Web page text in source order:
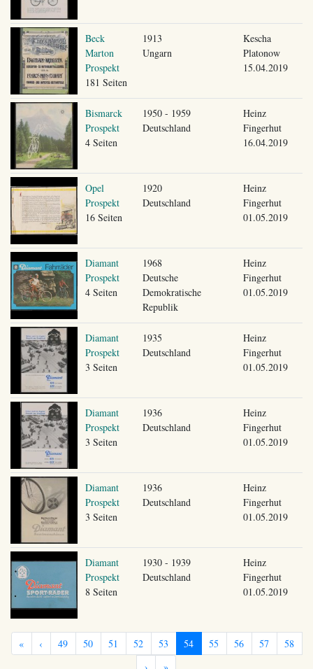
Beck
Marton
Prospekt
181 Seiten
1913
Ungarn
Kescha
Platonow
15.04.2019
Bismarck
Prospekt
4 Seiten
1950 - 1959
Deutschland
Heinz
Fingerhut
16.04.2019
Opel
Prospekt
16 Seiten
1920
Deutschland
Heinz
Fingerhut
01.05.2019
Diamant
Prospekt
4 Seiten
1968
Deutsche
Demokratische
Republik
Heinz
Fingerhut
01.05.2019
Diamant
Prospekt
3 Seiten
1935
Deutschland
Heinz
Fingerhut
01.05.2019
Diamant
Prospekt
3 Seiten
1936
Deutschland
Heinz
Fingerhut
01.05.2019
Diamant
Prospekt
3 Seiten
1936
Deutschland
Heinz
Fingerhut
01.05.2019
Diamant
Prospekt
8 Seiten
1930 - 1939
Deutschland
Heinz
Fingerhut
01.05.2019
« ‹ 49 50 51 52 53 54 55 56 57
58
›
»